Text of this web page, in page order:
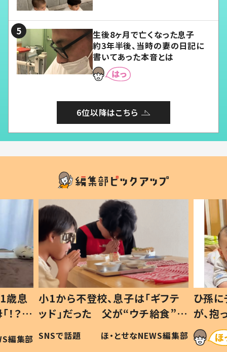
生後8ヶ月で亡くなった息子
約3年半後、当時の妻の日記に
書いてあった本音とは
6位以降はこちら
歳息
？」
編集部
小1から不登校、息子は「ギフテ
ッド」だった 父が“ウチ給食”を
作り続ける理由とは #令和の親
#令和の子
SNSで話題 ほ・とせなNEWS編集部
ひ孫
が、
「涙が
い」